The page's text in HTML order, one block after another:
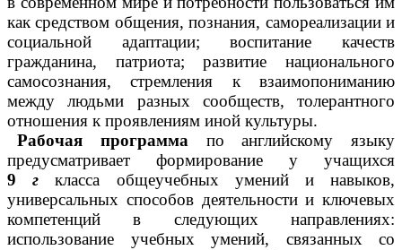
как средством общения, познания, самореализации и
социальной адаптации; воспитание качеств
гражданина, патриота; развитие национального
самосознания, стремления к взаимопониманию
между людьми разных сообществ, толерантного
отношения к проявлениям иной культуры.
Рабочая программа по английскому языку
предусматривает формирование у учащихся
9 г класса общеучебных умений и навыков,
универсальных способов деятельности и ключевых
компетенций в следующих направлениях:
использование учебных умений, связанных со